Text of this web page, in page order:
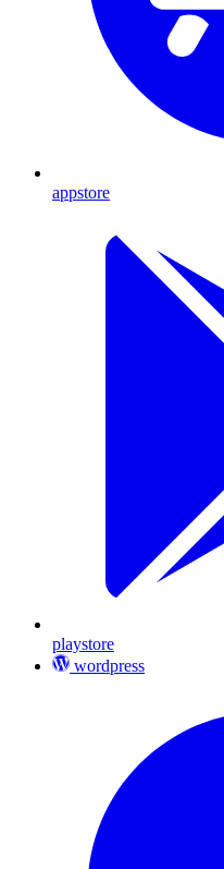
appstore
playstore
wordpress